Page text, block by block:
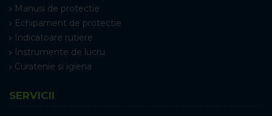
Manusi de protectie
Echipament de protectie
Indicatoare rutiere
Instrumente de lucru
Curatenie si igiena
SERVICII